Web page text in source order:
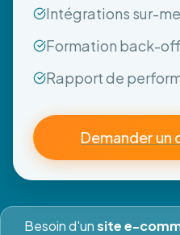
Intégrations sur-
Formation back-
Rapport de
Demander un
Besoin d'unsite e-